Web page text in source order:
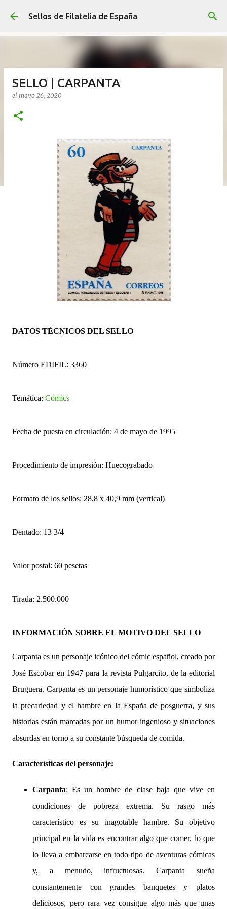
Ir al contenido principal
Sellos de Filatelia de España
SELLO | CARPANTA
el mayo 26, 2020
DATOS TÉCNICOS DEL SELLO
Número EDIFIL: 3360
Temática: Cómics
Fecha de puesta en circulación: 4 de mayo de 1995
Procedimiento de impresión: Huecograbado
Formato de los sellos: 28,8 x 40,9 mm (vertical)
Dentado: 13 3/4
Valor postal: 60 pesetas
Tirada: 2.500.000
INFORMACIÓN SOBRE EL MOTIVO DEL SELLO
Carpanta es un personaje icónico del cómic español, creado por
José Escobar en 1947 para la revista Pulgarcito, de la editorial
Bruguera. Carpanta es un personaje humorístico que simboliza
la precariedad y el hambre en la España de posguerra, y sus
historias están marcadas por un humor ingenioso y situaciones
absurdas en torno a su constante búsqueda de comida.
Características del personaje:
Carpanta: Es un hombre de clase baja que vive en
condiciones de pobreza extrema. Su rasgo más
característico es su inagotable hambre. Su objetivo
principal en la vida es encontrar algo que comer, lo que
lo lleva a embarcarse en todo tipo de aventuras cómicas
y, a menudo, infructuosas. Carpanta sueña
constantemente con grandes banquetes y platos
deliciosos, pero rara vez consigue algo más que unas